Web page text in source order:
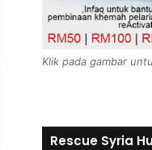
Klik pada gambar
Rescue Syria